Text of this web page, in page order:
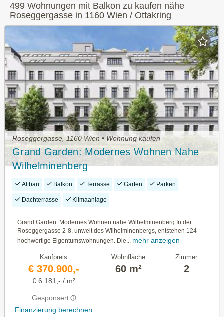
499 Wohnungen mit Balkon zu kaufen nähe
Roseggergasse in 1160 Wien / Ottakring
Roseggergasse, 1160 Wien • Wohnung kaufen
Grand Garden: Modernes Wohnen Nahe
Wilhelminenberg
Altbau Balkon Terrasse Garten Parken
Dachterrasse Klimaanlage
Grand Garden: Modernes Wohnen nahe Wilhelminenberg In der
Roseggergasse 2-8, unweit des Wilhelminenbergs, entstehen 124
hochwertige Eigentumswohnungen. Die...
mehr anzeigen
Kaufpreis
€ 370.900,-
€ 6.181,- / m²
Gesponsert
Finanzierung berechnen
Wohnfläche
60 m²
Zimmer
2